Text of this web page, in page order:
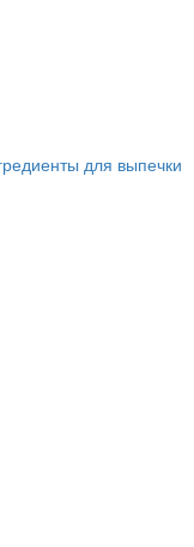
для выпечки